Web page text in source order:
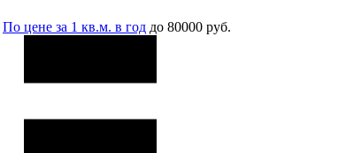
По цене за 1 кв.м. в год до 80000 руб.